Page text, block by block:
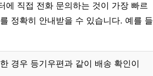
에 직접 전화 문의하는 것이 가장 빠르
정확히 안내받을 수 있습니다. 예를 들
경우 등기우편과 같이 배송 확인이